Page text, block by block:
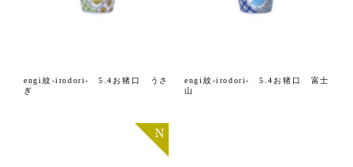
engi紋-irodori- 5.4お猪口 うさ
ぎ
engi紋-irodori- 5.4お猪口 富士
山